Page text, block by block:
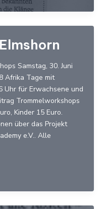
Samstag, 30. Juni
Afrika Tage mit
Uhr für Erwachsene und
Trommelworkshops
Kinder 15 Euro.
über das Projekt
e.V.. Alle